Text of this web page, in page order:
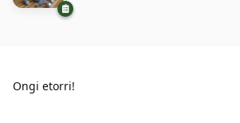
Ongi etorri!